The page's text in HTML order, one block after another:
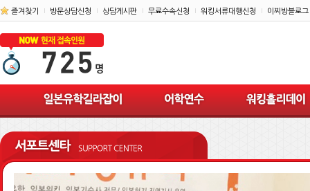
즐겨찾기 방문상담신청 상담게시판 무료수속신청 워킹서류대행신청 이찌방블로그